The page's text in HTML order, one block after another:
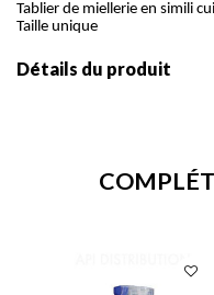
Tablier de miellerie en simili
Taille unique
Détails du produit